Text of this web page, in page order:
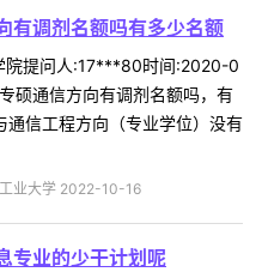
有调剂名额吗有多少名额
院提问人:17***80时间:2020-0
硕通信方向有调剂名额吗，有
信工程方向（专业学位）没有
业大学 2022-10-16
专业的少干计划呢